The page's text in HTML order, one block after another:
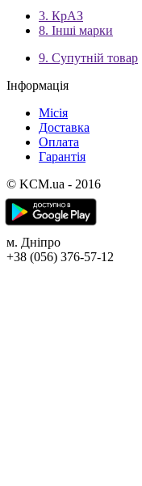
3. КрАЗ
8. Інші марки
9. Супутній товар
Інформація
Місія
Доставка
Оплата
Гарантія
© KCM.ua - 2016
м. Дніпро
+38 (056) 376-57-12